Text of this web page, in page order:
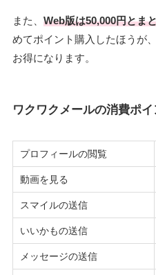
また、 Web版は50,000円とま
めてポイント購入したほうが
お得になります。
ワクワクメールの消費ポ
プロフィールの閲覧
動画を見る
スマイルの送信
いいかもの送信
メッセージの送信